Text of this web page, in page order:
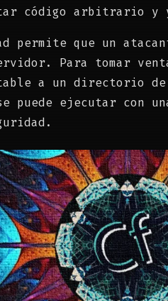
código arbitrario y
permite que un
Para tomar
a un directorio
puede ejecutar con